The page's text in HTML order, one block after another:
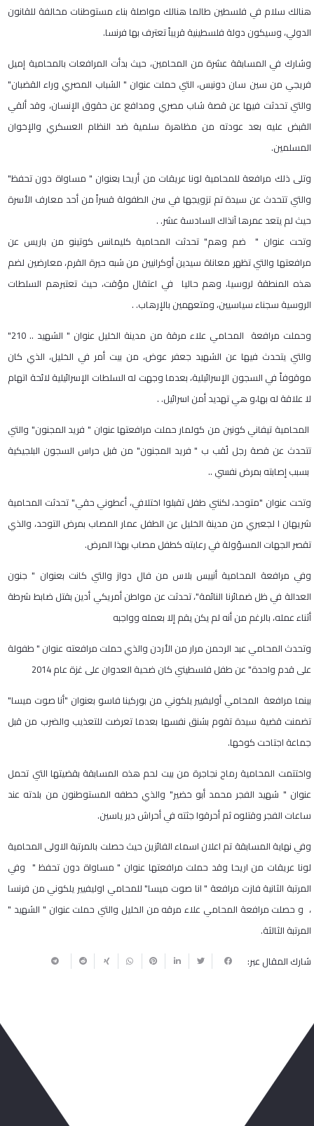
هنالك سلام في فلسطين طالما هنالك مواصلة بناء مستوطنات مخالفة للقانون
الدولي، وسيكون دولة فلسطينية قريباً تعترف بها فرنسا.
وشارك في المسابقة عشرة من المحامين، حيث بدأت المرافعات بالمحامية إميل
فريجي من سين سان دونيس، التي حملت عنوان " الشباب المصري وراء القضبان"
والتي تحدثت فيها عن قصة شاب مصري ومدافع عن حقوق الإنسان، وقد ألقي
القبض عليه بعد عودته من مظاهرة سلمية ضد النظام العسكري والإخوان
المسلمين.
وتلى ذلك مرافعة للمحامية لونا عريقات من أريحا بعنوان " مساواة دون تحفظ"
والتي تتحدث عن سيدة تم تزويجها في سن الطفولة قسراً من أحد معارف الأسرة
حيث لم يتعد عمرها آنذاك السادسة عشر. .
وتحت عنوان " ضم وهم" تحدثت المحامية كليمانس كوتينو من باريس عن
مرافعتها والتي تظهر معاناة سيدين أوكرانيين من شبه حيرة القرم، معارضين لضم
هذه المنطقة لروسيا، وهم حاليا في اعتقال مؤقت، حيث تعتبرهم السلطات
الروسية سجناء سياسيين، ومتعهمين بالإرهاب. .
وحملت مرافعة المحامي علاء مرقة من مدينة الخليل عنوان " الشهيد .. 210"
والتي يتحدث فيها عن الشهيد جعفر عوض، من بيت أمر في الخليل، الذي كان
موقوفاً في السجون الإسرائيلية، بعدما وجهت له السلطات الإسرائيلية لائحة اتهام
لا علاقة له بها،و هي تهديد أمن اسرائيل. .
المحامية تيفاني كونين من كولمار حملت مرافعتها عنوان " فريد المجنون" والتي
تتحدث عن قصة رجل لُقب ب " فريد المجنون" من قبل حراس السجون البلجيكية
بسبب إصابته بمرض نفسي ..
وتحت عنوان "متوحد، لكنني طفل تقبلوا اختلافي، أعطوني حقي" تحدثت المحامية
شريهان ا لجعبري من مدينة الخليل عن الطفل عمار المصاب بمرض التوحد، والذي
تقصر الجهات المسؤولة في رعايته كطفل مصاب بهذا المرض.
وفي مرافعة المحامية أنييس بلاس من فال دواز والتي كانت بعنوان " جنون
العدالة في ظل ضمائرنا النائمة"، تحدثت عن مواطن أمريكي أدين بقتل ضابط شرطة
أثناء عمله، بالرغم من أنه لم يكن يقم إلا بعمله وواجبه
وتحدث المحامي عبد الرحمن مرار من الأردن والذي حملت مرافعته عنوان " طفولة
على قدم واحدة" عن طفل فلسطيني كان ضحية العدوان على غزة عام 2014
بينما مرافعة المحامي أوليفيير يلكوني من بوركينا فاسو بعنوان "أنا صوت ميسا"
تضمنت قضية سيدة تقوم بشنق نفسها بعدما تعرضت للتعذيب والضرب من قبل
جماعة اجتاحت كوخها.
واختتمت المحامية رماح نجاجرة من بيت لحم هذه المسابقة بقضيتها التي تحمل
عنوان " شهيد الفجر محمد أبو خضير" والذي خطفه المستوطنون من بلدته عند
ساعات الفجر وقتلوه ثم أحرقوا جثته في أحراش دير ياسين.
وفي نهاية المسابقة تم اعلان اسماء الفائزين حيث حصلت بالمرتبة الاولى المحامية
لونا عريقات من اريحا وقد حملت مرافعتها عنوان " مساواة دون تحفظ " وفي
المرتبة الثانية فازت مرافعة " انا صوت ميسا" للمحامي اوليفيير يلكوني من فرنسا
، و حصلت مرافعة المحامي علاء مرقه من الخليل والتي حملت عنوان " الشهيد "
المرتبة الثالثة.
شارك المقال عبر: